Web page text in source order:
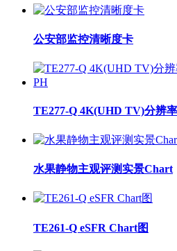
公安部监控清晰度卡
TE277-Q 4K(UHD TV)分辨
水果静物主观评测实景Chart
TE261-Q eSFR Chart图